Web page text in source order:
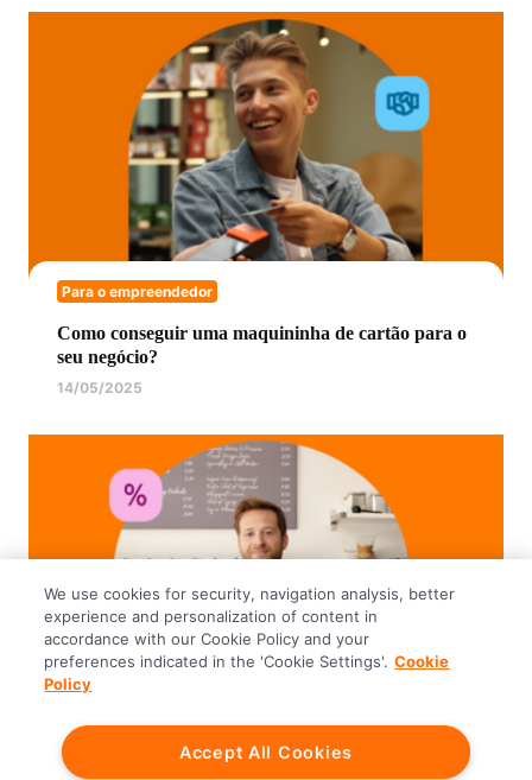
Para o empreendedor
Como conseguir uma maquininha de cartão para o
seu negócio?
14/05/2025
Como calcular os juros da maquininha de cartão?
We use cookies for security, navigation analysis, better
experience and personalization of content in
accordance with our Cookie Policy and your
preferences indicated in the 'Cookie Settings'. Cookie
Policy
Accept All Cookies